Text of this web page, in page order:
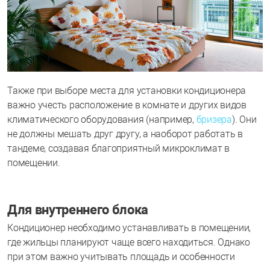
Также при выборе места для установки кондиционера
важно учесть расположение в комнате и других видов
климатического оборудования (например, бризера). Они
не должны мешать друг другу, а наоборот работать в
тандеме, создавая благоприятный микроклимат в
помещении.
Для внутреннего блока
Кондиционер необходимо устанавливать в помещении,
где жильцы планируют чаще всего находиться. Однако
при этом важно учитывать площадь и особенности